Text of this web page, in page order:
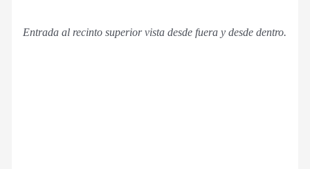
Entrada al recinto superior vista desde fuera y desde dentro.